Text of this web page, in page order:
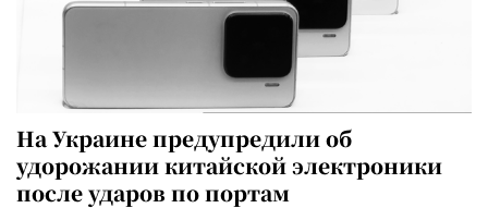
На Украине предупредили об
удорожании китайской электроники
после ударов по портам